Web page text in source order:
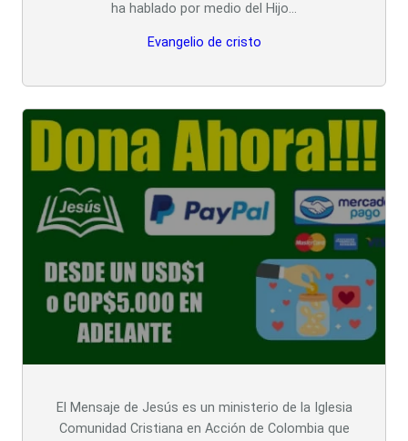
ha hablado por medio del Hijo…
Evangelio de cristo
El Mensaje de Jesús es un ministerio de la Iglesia
Comunidad Cristiana en Acción de Colombia que